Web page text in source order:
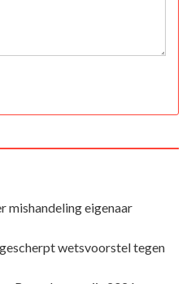
mishandeling eigenaar
wetsvoorstel tegen